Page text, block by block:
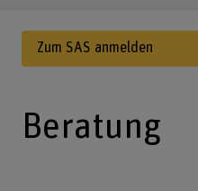
Zum SAS anmelden
Beratung